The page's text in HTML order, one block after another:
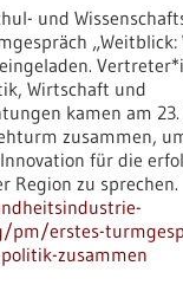
und
„Weitblick:
Wirtschaft und
kamen am
zusammen,
für die
Region zu sprechen.
pm/erstes-
zusammen